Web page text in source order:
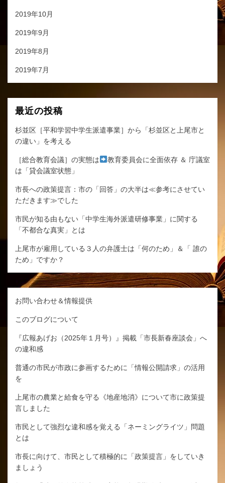
2019年10月
2019年9月
2019年8月
2019年7月
最近の投稿
杉並区［平和学習中学生派遣事業］から「杉並区と上尾市と
の違い」を考える
［総合教育会議］の実態は
教育委員会に全面依存 ＆ 庁議室
は「貸会議室状態」
市長への政策提言：市の「回答」の大半は≪参考にさせてい
ただきます≫でした
市民が知る由もない「中学生海外派遣研修事業」に関する
「不都合な真実」とは
上尾市が雇用している３人の弁護士は「何のため」＆「 誰の
ため」ですか？
お問い合わせ＆情報提供
このブログについて
『広報あげお（2025年１月号）』掲載「市長新春座談会」へ
の違和感
普通の市民が市政に参画するために「情報公開請求」の活用
を
上尾市の農業と給食を守る《地産地消》について市に政策提
言しました
市民として強烈な違和感を覚える「ネーミングライツ」問題
とは
市長に向けて、市民として積極的に「政策提言」をしていき
ましょう